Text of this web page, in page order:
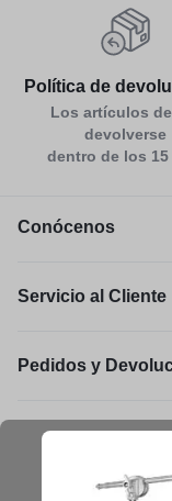
Política de
Los artículos
devolverse
dentro de los 15
Conócenos
Servicio al Cliente
Pedidos y
Legal